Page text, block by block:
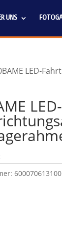
UNS
LED-
LED-
600070613100